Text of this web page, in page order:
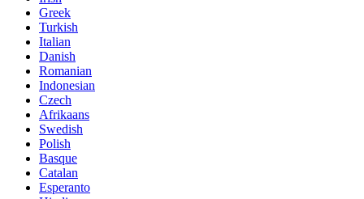
Greek
Turkish
Italian
Danish
Romanian
Indonesian
Czech
Afrikaans
Swedish
Polish
Basque
Catalan
Esperanto